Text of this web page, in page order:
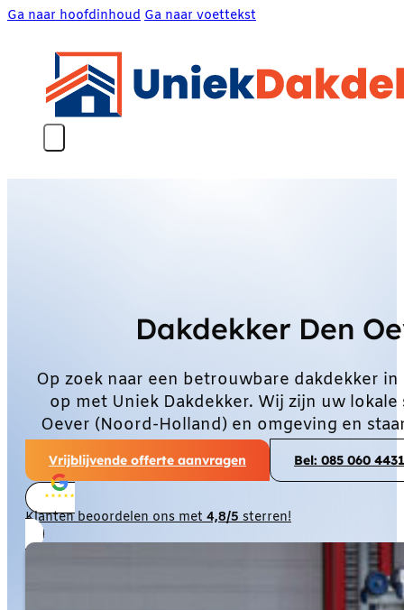
Ga naar hoofdinhoud Ga naar voettekst
Dakdekker Den
Op zoek naar een betrouwbare dakdekker
op met Uniek Dakdekker. Wij zijn uw
Oever (Noord-Holland) en omgeving en
Vrijblijvende offerte aanvragen Bel: 085 060 4431
Klanten beoordelen ons met4,8/5sterren!